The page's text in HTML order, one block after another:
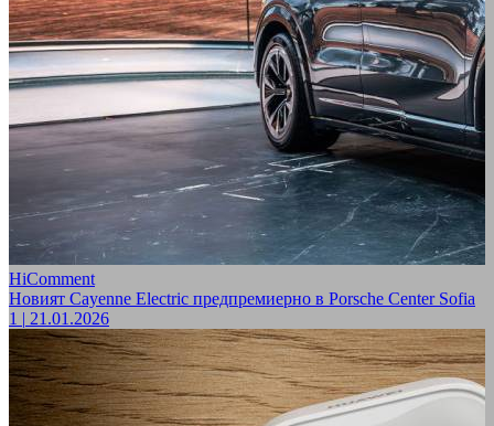
HiComment
Новият Cayenne Electric предпремиерно в Porsche Center Sofia
1 | 21.01.2026